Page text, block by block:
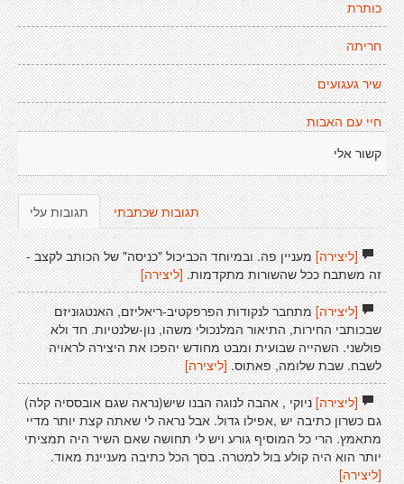
כותרת
חריתה
שיר געגועים
חיי עם האבות
קשור אלי
תגובות עלי תגובות שכתבתי
[ליצירה]מעניין פה. ובמיוחד הכביכול "כניסה" של הכותב לקצב -
זה משתבח ככל שהשורות מתקדמות. [ליצירה]
[ליצירה]מתחבר לנקודות הפרפקטיב-ריאליזם, האנטגוניזם
שבכותבי החירות, התיאור המלנכולי משהו, נון-שלנטיות. חד ולא
פולשני. השהייה שבועית ומבט מחודש יהפכו את היצירה לראויה
לשבח. שבת שלומה, פאתוס. [ליצירה]
[ליצירה]ניוקי , אהבה לנוגה הבנו שיש(נראה שגם אובססיה קלה)
גם כשרון כתיבה יש ,אפילו גדול. אבל נראה לי שאתה קצת יותר מדיי
מתאמץ. הרי כל המוסיף גורע ויש לי תחושה שאם השיר היה תמציתי
יותר הוא היה קולע בול למטרה. בסך הכל כתיבה מעניינת מאוד.
[ליצירה]